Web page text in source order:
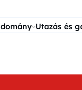
Utazás és